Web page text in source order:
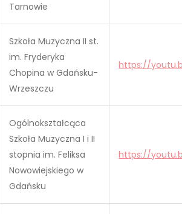
Tarnowie
Szkoła Muzyczna II st.
im. Fryderyka
Chopina w Gdańsku-
Wrzeszczu
https://
Ogólnokształcąca
Szkoła Muzyczna I i II
stopnia im. Feliksa
Nowowiejskiego w
Gdańsku
https://